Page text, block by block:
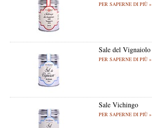
PER SAPERNE DI PIÙ »
Sale del Vignaiolo
PER SAPERNE DI PIÙ »
Sale Vichingo
PER SAPERNE DI PIÙ »